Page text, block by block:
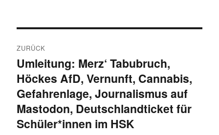
ZURÜCK
Vorheriger
Beitrag:
Umleitung: Merz‘ Tabubruch,
Höckes AfD, Vernunft, Cannabis,
Gefahrenlage, Journalismus auf
Mastodon, Deutschlandticket für
Schüler*innen im HSK